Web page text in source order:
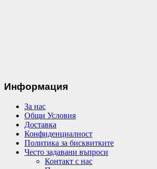
Информация
За нас
Общи Условия
Доставка
Конфиденциалност
Политика за бисквитките
Често задавани въпроси
Контакт с нас